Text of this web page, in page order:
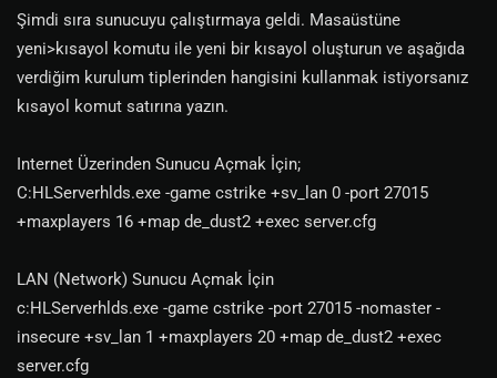
Şimdi sıra sunucuyu çalıştırmaya geldi. Masaüstüne
yeni>kısayol komutu ile yeni bir kısayol oluşturun ve aşağıda
verdiğim kurulum tiplerinden hangisini kullanmak istiyorsanız
kısayol komut satırına yazın.
Internet Üzerinden Sunucu Açmak İçin;
C:HLServerhlds.exe -game cstrike +sv_lan 0 -port 27015
+maxplayers 16 +map de_dust2 +exec server.cfg
LAN (Network) Sunucu Açmak İçin
c:HLServerhlds.exe -game cstrike -port 27015 -nomaster -
insecure +sv_lan 1 +maxplayers 20 +map de_dust2 +exec
server.cfg